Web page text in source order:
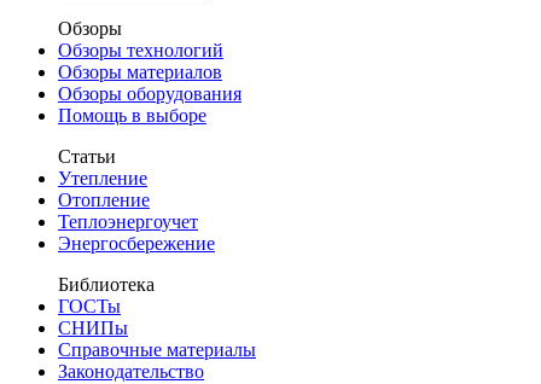
Обзоры
Обзоры технологий
Обзоры материалов
Обзоры оборудования
Помощь в выборе
Статьи
Утепление
Отопление
Теплоэнергоучет
Энергосбережение
Библиотека
ГОСТы
СНИПы
Справочные материалы
Законодательство